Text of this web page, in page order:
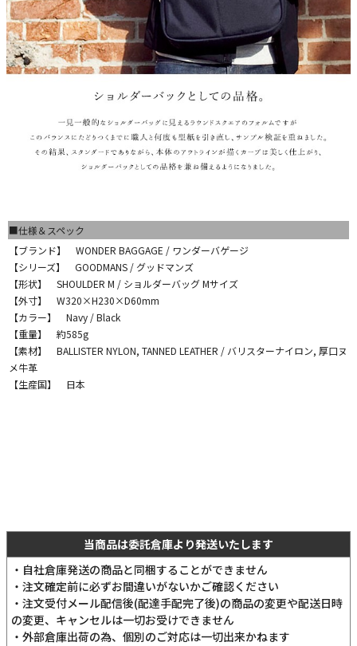
■仕様＆スペック
【ブランド】 WONDER BAGGAGE / ワンダーバゲージ
【シリーズ】 GOODMANS / グッドマンズ
【形状】 SHOULDER M / ショルダーバッグ Mサイズ
【外寸】 W320×H230×D60mm
【カラー】 Navy / Black
【重量】 約585g
【素材】 BALLISTER NYLON, TANNED LEATHER / バリスターナイロン, 厚口ヌ
メ牛革
【生産国】 日本
当商品は委託倉庫より発送いたします
・自社倉庫発送の商品と同梱することができません
・注文確定前に必ずお間違いがないかご確認ください
・注文受付メール配信後(配達手配完了後)の商品の変更や配送日時
の変更、キャンセルは一切お受けできません
・外部倉庫出荷の為、個別のご対応は一切出来かねます